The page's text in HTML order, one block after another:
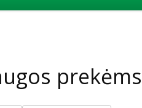
prekėms